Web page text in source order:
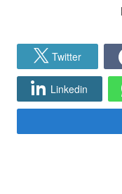
Twitter
Linkedin